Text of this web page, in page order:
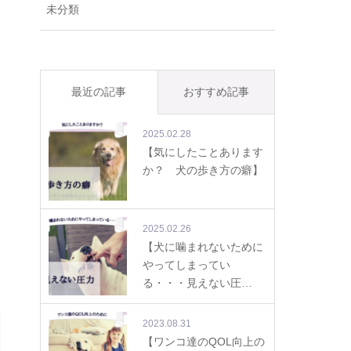
未分類
最近の記事 おすすめ記事
2025.02.28
【気にしたことあります
か？ 犬の歩き方の癖】
2025.02.26
【犬に噛まれないために
やってしまってい
る・・・見えない圧…
2023.08.31
【ワンコ達のQOL向上の